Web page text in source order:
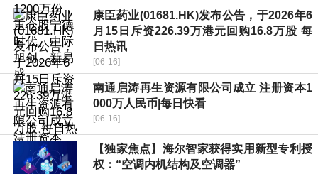
康臣药业(01681.HK)发布公告，于2026年6
月15日斥资226.39万港元回购16.8万股 每
日热讯
[06-16]
南通启涛再生资源有限公司成立 注册资本1
000万人民币|每日快看
[06-16]
【独家焦点】海尔智家获得实用新型专利授
权：“空调内机结构及空调器”